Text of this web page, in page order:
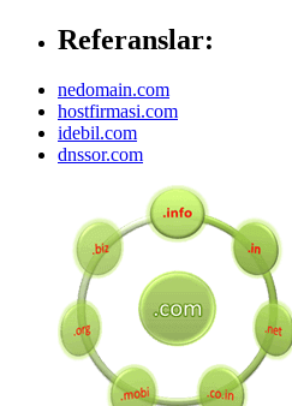
Referanslar:
nedomain.com
hostfirmasi.com
idebil.com
dnssor.com